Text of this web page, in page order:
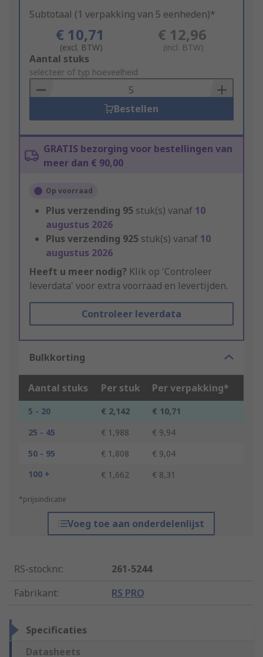
Subtotaal (1 verpakking van 5 eenheden)*
€ 10,71
(excl. BTW)
€ 12,96
(incl. BTW)
Add
to
Basket
Aantal stuks
selecteer of typ hoeveelheid
Bestellen
GRATIS bezorging voor bestellingen van
meer dan € 90,00
Op voorraad
Plus verzending 95 stuk(s) vanaf 10
augustus 2026
Plus verzending 925 stuk(s) vanaf 10
augustus 2026
Heeft u meer nodig? Klik op 'Controleer
leverdata' voor extra voorraad en levertijden.
Controleer leverdata
Bulkkorting
Aantal stuks Per stuk Per verpakking*
5 - 20 € 2,142
€ 10,71
25 - 45
€ 1,988
€ 9,94
50 - 95
€ 1,808
€ 9,04
100 +
€ 1,662 € 8,31
*prijsindicatie
Voeg toe aan onderdelenlijst
RS-stocknr.:
261-5244
Fabrikant: RS PRO
Specificaties
Datasheets